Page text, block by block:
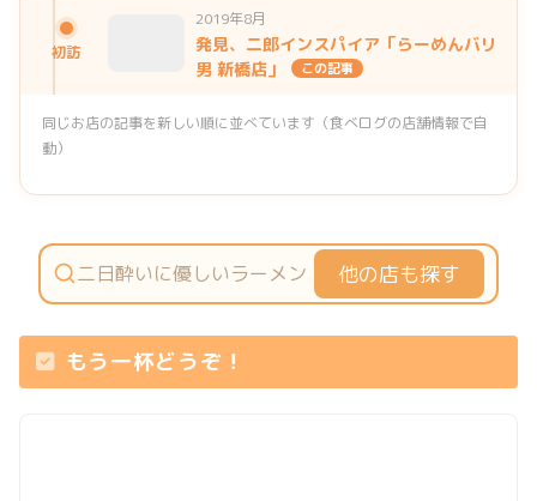
初訪
2019年8月
発見、二郎インスパイア「らーめんバリ
男 新橋店」
この記事
同じお店の記事を新しい順に並べています（食べログの店舗情報で自
動）
他の店も探す
もう一杯どうぞ！